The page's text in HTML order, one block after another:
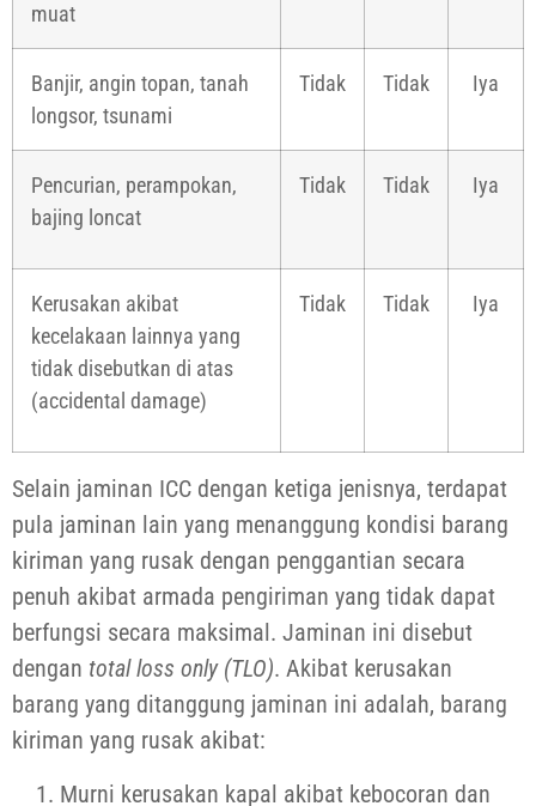
muat
Banjir, angin topan, tanah
longsor, tsunami
Tidak Tidak Iya
Pencurian, perampokan,
bajing loncat
Tidak Tidak Iya
Kerusakan akibat
kecelakaan lainnya yang
tidak disebutkan di atas
(accidental damage)
Tidak Tidak Iya
Selain jaminan ICC dengan ketiga jenisnya, terdapat
pula jaminan lain yang menanggung kondisi barang
kiriman yang rusak dengan penggantian secara
penuh akibat armada pengiriman yang tidak dapat
berfungsi secara maksimal. Jaminan ini disebut
dengan total loss only (TLO). Akibat kerusakan
barang yang ditanggung jaminan ini adalah, barang
kiriman yang rusak akibat:
Murni kerusakan kapal akibat kebocoran dan